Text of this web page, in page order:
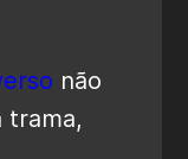
não
trama,